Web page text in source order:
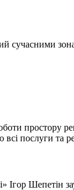
сучасними
простору
послуги та
Ігор